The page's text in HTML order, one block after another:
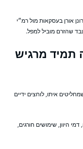
אורן בעסקאות מול רמ״י
שהזרם מוביל למפל.
מרגיש
איתו, לוחצים ידיים
שימושים חורגים,